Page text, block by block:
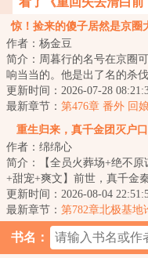
惊！捡来的傻子居然是京圈
作者：杨金豆
简介：周暮行的名号在京圈
响当当的。他是出了名的杀
断，腹黑无情，在一众兄弟里
面，优秀到让人望...
更新时间：2026-07-28
最新章节： 第476章 番外 回
（下）
重生归来，真千金团灭户
作者：绵绵心
简介：【全员火葬场+绝不原
+甜宠+爽文】前世，真千金
认亲回家后拼命讨好付出，渴
亲情，临死前全...
更新时间：2026-08-04
最新章节： 第782章北极基地
坛，崔游安有个人密码
书名：